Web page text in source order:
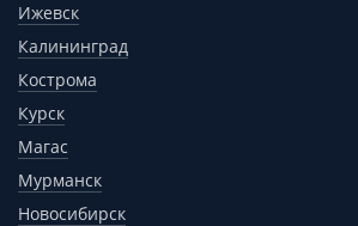
Ижевск
Калининград
Кострома
Курск
Магас
Мурманск
Новосибирск